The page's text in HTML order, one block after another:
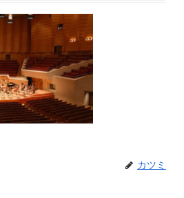
カツミ